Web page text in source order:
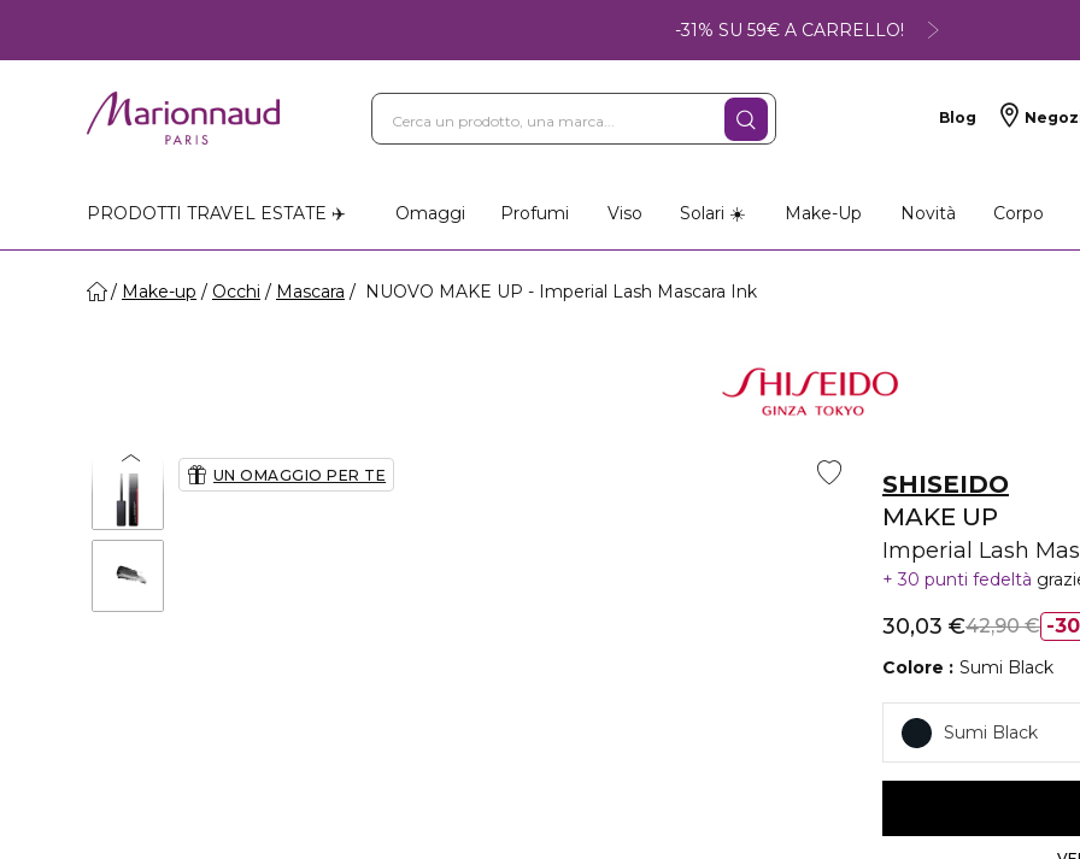
-31% SU 59€ A CARRELLO!
Blog
PRODOTTI TRAVEL ESTATE ✈️ Omaggi Profumi Viso Solari ☀️ Make-Up Novità Corpo
Make-up Occhi Mascara NUOVO MAKE UP - Imperial Lash Mascara Ink
UN OMAGGIO PER TE
SHISEIDO
MAKE UP
Imperial Lash
30 punti fedeltà
30,03 €42,90 €
Colore Sumi Black
Sumi Black